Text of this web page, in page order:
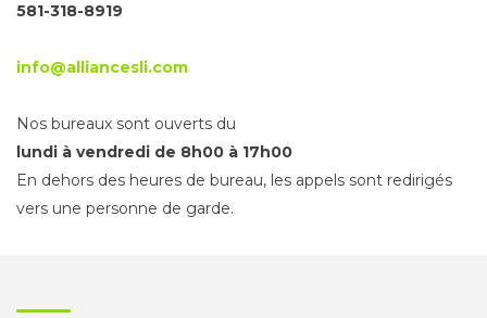
581-318-8919
info@alliancesli.com
Nos bureaux sont ouverts du
lundi à vendredi de 8h00 à 17h00
En dehors des heures de bureau, les appels sont redirigés
vers une personne de garde.